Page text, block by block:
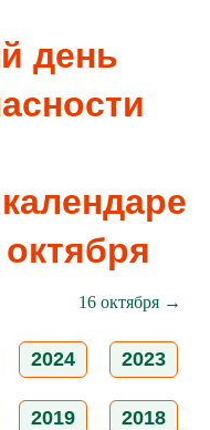
день
16 октября →
2024 2023
2019 2018